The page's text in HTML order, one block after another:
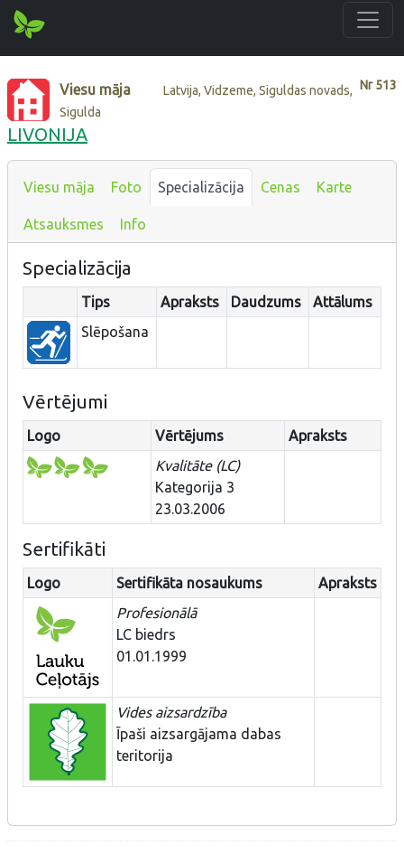
Nr513
Viesu māja
Latvija, Vidzeme, Siguldas novads,
Sigulda
LIVONIJA
Viesu māja Foto Specializācija Cenas Karte
Atsauksmes Info
Specializācija
Tips Apraksts Daudzums
Attālums
Slēpošana
Vērtējumi
Logo Vērtējums
Apraksts
Kvalitāte (LC)
Kategorija 3
23.03.2006
Sertifikāti
Logo Sertifikāta nosaukums
Apraksts
Profesionālā
LC biedrs
01.01.1999
Vides aizsardzība
Īpaši aizsargājama dabas
teritorija